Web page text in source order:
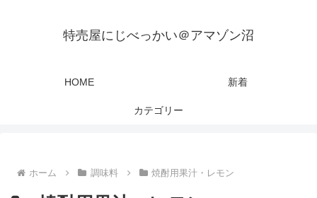
特売屋にじべっかい＠アマゾン沼
HOME 新着
カテゴリー
ホーム 調味料 焼酎用果汁・レモン